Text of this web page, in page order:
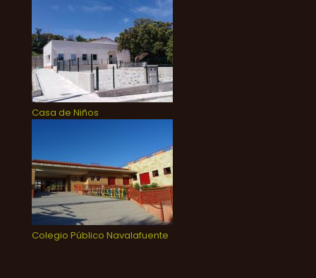
Casa de Niños
Colegio Público Navalafuente